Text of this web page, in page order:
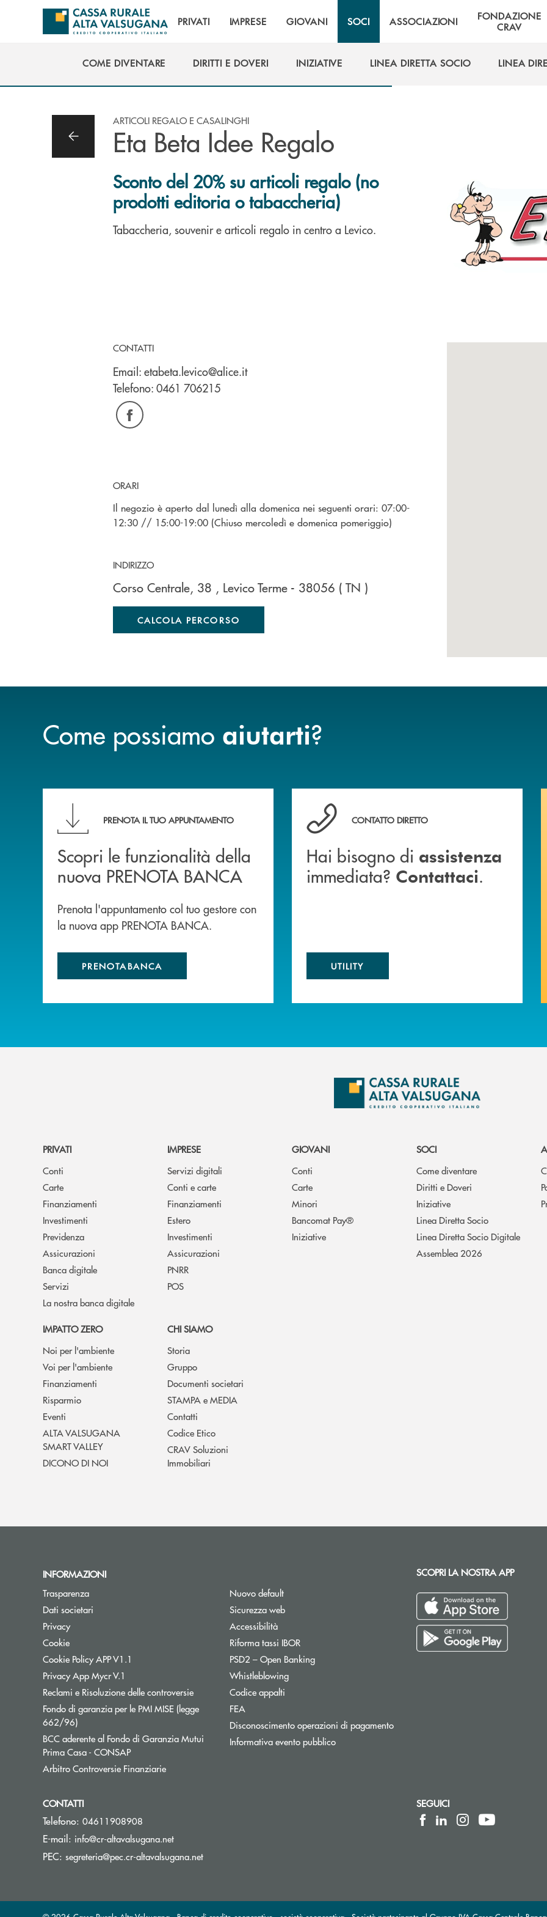
Salta al contenuto principale
PRIVATI IMPRESE GIOVANI SOCI ASSOCIAZIONI
FONDAZIONE
CRAV
COME DIVENTARE
DIRITTI E DOVERI
INIZIATIVE
LINEA DIRETTA SOCIO
LINEA
ARTICOLI REGALO E CASALINGHI
Eta Beta Idee Regalo
Sconto del 20% su articoli regalo (no
prodotti editoria o tabaccheria)
Tabaccheria, souvenir e articoli regalo in centro a Levico.
CONTATTI
Email: etabeta.levico@alice.it
Telefono: 0461 706215
ORARI
Il negozio è aperto dal lunedì alla domenica nei seguenti orari: 07:00-
12:30 // 15:00-19:00 (Chiuso mercoledì e domenica pomeriggio)
INDIRIZZO
Corso Centrale, 38 , Levico Terme - 38056 ( TN )
CALCOLA PERCORSO
Come possiamo aiutarti?
PRENOTA IL TUO APPUNTAMENTO
Scopri le funzionalità della
nuova PRENOTA BANCA
Prenota l'appuntamento col tuo gestore con
la nuova app PRENOTA BANCA.
PRENOTABANCA
Hai bisogno di assistenza immediata? Contattaci .
CONTATTO DIRETTO
Hai bisogno di assistenza
immediata? Contattaci.
UTILITY
PRIVATI
Conti
Carte
Finanziamenti
Investimenti
Previdenza
Assicurazioni
Banca digitale
Servizi
La nostra banca digitale
IMPRESE
Servizi digitali
Conti e carte
Finanziamenti
Estero
Investimenti
Assicurazioni
PNRR
POS
GIOVANI
Conti
Carte
Minori
Bancomat Pay®
Iniziative
SOCI
Come diventare
Diritti e Doveri
Iniziative
Linea Diretta Socio
Linea Diretta Socio Digitale
Assemblea 2026
IMPATTO ZERO
Noi per l'ambiente
Voi per l'ambiente
Finanziamenti
Risparmio
Eventi
ALTA VALSUGANA
SMART VALLEY
DICONO DI NOI
CHI SIAMO
Storia
Gruppo
Documenti societari
STAMPA e MEDIA
Contatti
Codice Etico
CRAV Soluzioni
Immobiliari
INFORMAZIONI
Trasparenza
Dati societari
Privacy
Cookie
Cookie Policy APP V1.1
Privacy App Mycr V.1
Reclami e Risoluzione delle controversie
Fondo di garanzia per le PMI MISE (legge
662/96)Apre una nuova finestra
BCC aderente al Fondo di Garanzia Mutui
Prima Casa - CONSAPApre una nuova finestra
Arbitro Controversie FinanziarieApre una nuova finestra
Nuovo default
Sicurezza web
Accessibilità
Riforma tassi IBOR
PSD2 – Open BankingApre una nuova finestra
Whistleblowing
Codice appalti
FEA
Disconoscimento operazioni di pagamentoApre una nuova finestra
Informativa evento pubblico
SCOPRI LA NOSTRA APP
CONTATTI
Telefono: 04611908908
E-mail: info@cr-altavalsugana.net(si apre l’app di posta elettronica)
PEC: segreteria@pec.cr-altavalsugana.net(si apre l’app di posta elettronica)
SEGUICI